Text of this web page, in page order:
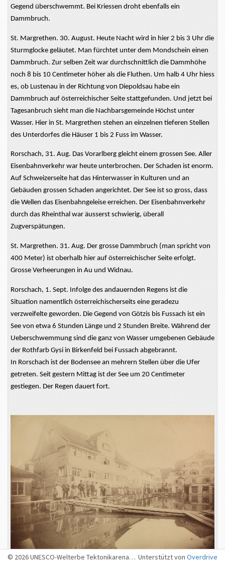
Gegend überschwemmt. Bei Kriessen droht ebenfalls ein
Dammbruch.
St. Margrethen. 30. August. Heute Nacht wird in hier 2 bis 3 Uhr die
Sturmglocke geläutet. Man fürchtet unter dem Mondschein einen
Dammbruch. Zur selben Zeit war durchschnittlich die Dammhöhe
noch 8 bis 10 Centimeter höher als die Fluthen. Um halb 4 Uhr hiess
es, ob Lustenau in der Richtung von Diepoldsau habe ein
Dammbruch auf österreichischer Seite stattgefunden. Und jetzt bei
Tagesanbruch sieht man die Nachbarsgemeinde Höchst unter
Wasser. Hier in St. Margrethen stehen an einzelnen tieferen Stellen
des Unterdorfes die Häuser 1 bis 2 Fuss im Wasser.
Rorschach, 31. Aug. Das Vorarlberg gleicht einem grossen See. Aller
Eisenbahnverkehr war heute unterbrochen. Der Schaden ist enorm.
Auf Schweizerseite hat das Hinterwasser in Kulturen und an
Gebäuden grossen Schaden angerichtet. Der See ist so gross, dass
die Wellen das Eisenbahngeleise erreichen. Der Eisenbahnverkehr
durch das Rheinthal war äusserst schwierig, überall
Zugverspätungen.
St. Margrethen. 31. Aug. Der grosse Dammbruch (man spricht von
400 Meter) ist oberhalb hier auf österreichischer Seite erfolgt.
Grosse Verheerungen in Au und Widnau.
Rorschach, 1. Sept. Infolge des andauernden Regens ist die
Situation namentlich österreichischerseits eine geradezu
verzweifelte geworden. Die Gegend von Götzis bis Fussach ist ein
See von etwa 6 Stunden Länge und 2 Stunden Breite. Während der
Ueberschwemmung sind die ganz von Wasser umgebenen Gebäude
der Rothfarb Gysi in Birkenfeld bei Fussach abgebrannt.
In Rorschach ist der Bodensee an mehrern Stellen über die Ufer
getreten. Seit gestern Mittag ist der See um 20 Centimeter
gestiegen. Der Regen dauert fort.
Überschwemmung in Rorschach als folge des
© 2026 UNESCO-Welterbe Tektonikarena Sardona, Sargans Unterstützt von Overdrive